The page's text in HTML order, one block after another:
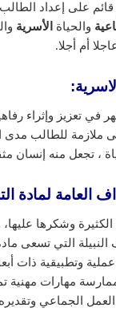
على إعداد
والحياة الأسرية
أم أجلا.
في تعزيز وإثراء
ملازمة للطالب مدى
، تجعل منه إنسان
لمادة
وشكرها
النبيلة التي تسعى
وتطبيقية ذات
مهارات مهنية
الجماعي